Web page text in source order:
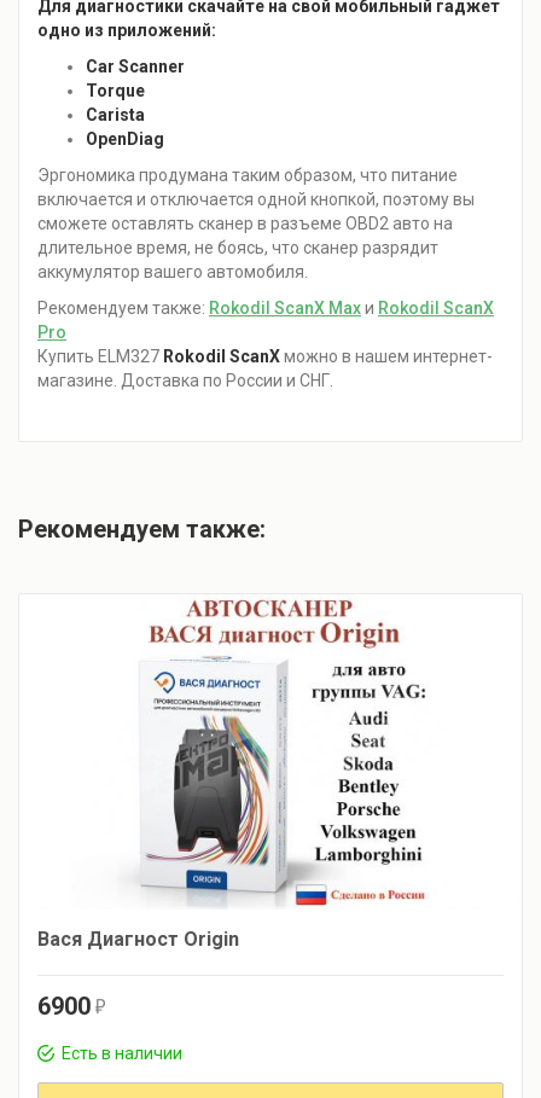
Для диагностики скачайте на свой мобильный гаджет
одно из приложений:
Car Scanner
Torque
Carista
OpenDiag
Эргономика продумана таким образом, что питание
включается и отключается одной кнопкой, поэтому вы
сможете оставлять сканер в разъеме OBD2 авто на
длительное время, не боясь, что сканер разрядит
аккумулятор вашего автомобиля.
Рекомендуем также: Rokodil ScanX Maxи Rokodil ScanX
Pro
Купить ELM327 Rokodil ScanXможно в нашем интернет-
магазине. Доставка по России и СНГ.
Рекомендуем также:
Вася Диагност Origin
6900 r
Есть в наличии